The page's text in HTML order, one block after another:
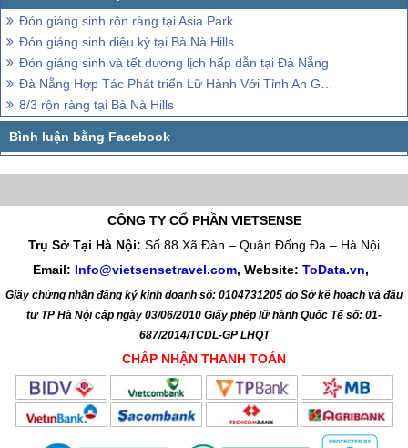
Đón giáng sinh rộn ràng tại Asia Park
Đón giáng sinh diệu kỳ tại Bà Nà Hills
Đón giáng sinh và tết dương lịch hấp dẫn tại Đà Nẵng
Đà Nẵng Hợp Tác Phát triển Lữ Hành Với Tỉnh An Giang
8/3 rộn ràng tại Bà Nà Hills
CÔNG TY CỔ PHẦN VIETSENSE
Trụ Sở Tại Hà Nội: Số 88 Xã Đàn – Quận Đống Đa – Hà Nội
Email: Info@vietsensetravel.com, Website: ToData.vn,
Giấy chứng nhận đăng ký kinh doanh số: 0104731205 do Sở kế hoạch và đầu
tư TP Hà Nội cấp ngày 03/06/2010 Giấy phép lữ hành Quốc Tế số: 01-
687/2014/TCDL-GP LHQT
CHẤP NHẬN THANH TOÁN